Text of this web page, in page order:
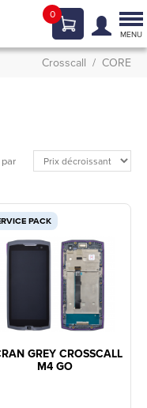
0
MENU
Crosscall CORE
par
PACK
GREY CROSSCALL
M4 GO